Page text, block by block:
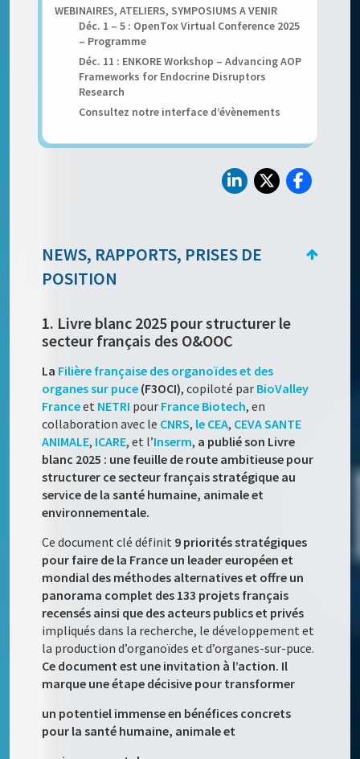
WEBINAIRES, ATELIERS, SYMPOSIUMS A VENIR
Déc. 1 – 5 : OpenTox Virtual Conference 2025
– Programme
Déc. 11 : ENKORE Workshop – Advancing AOP
Frameworks for Endocrine Disruptors
Research
Consultez notre interface d’évènements
NEWS, RAPPORTS, PRISES DE
POSITION
1. Livre blanc 2025 pour structurer le
secteur français des O&OOC
La Filière française des organoïdes et des
organes sur puce (F3OCI), copiloté par BioValley
Franceet NETRI pour France Biotech, en
collaboration avec le CNRS, le CEA, CEVA SANTE
ANIMALE, ICARE, et l’Inserm, a publié son Livre
blanc 2025 : une feuille de route ambitieuse pour
structurer ce secteur français stratégique au
service de la santé humaine, animale et
environnementale.
Ce document clé définit 9 priorités stratégiques
pour faire de la France un leader européen et
mondial des méthodes alternatives et offre un
panorama complet des 133 projets français
recensés ainsi que des acteurs publics et privés
impliqués dans la recherche, le développement et
la production d’organoïdes et d’organes-sur-puce.
Ce document est une invitation à l’action. Il
marque une étape décisive pour transformer
un potentiel immense en bénéfices concrets
pour la santé humaine, animale et